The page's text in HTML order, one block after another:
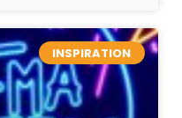
INSPIRATION